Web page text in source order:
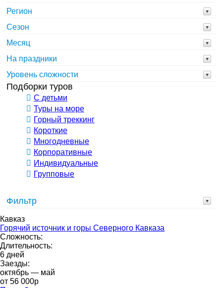
Регион
Сезон
Месяц
На праздники
Уровень сложности
Подборки туров
С детьми
Туры на море
Горный треккинг
Короткие
Многодневные
Корпоративные
Индивидуальные
Групповые
Фильтр
Кавказ
Горячий источник и горы Северного Кавказа
Сложность:
Длительность:
6 дней
Заезды:
октябрь — май
от 56 000p